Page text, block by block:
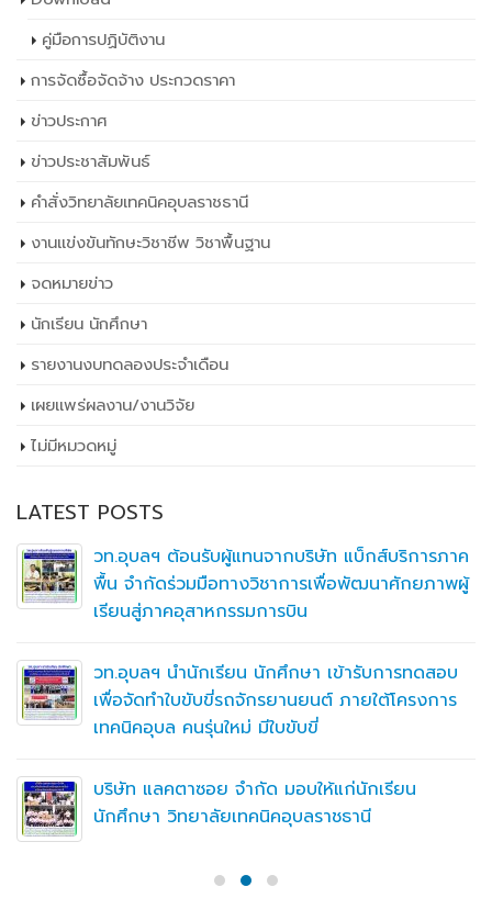
คู่มือการปฏิบัติงาน
การจัดซื้อจัดจ้าง ประกวดราคา
ข่าวประกาศ
ข่าวประชาสัมพันธ์
คำสั่งวิทยาลัยเทคนิคอุบลราชธานี
งานแข่งขันทักษะวิชาชีพ วิชาพื้นฐาน
จดหมายข่าว
นักเรียน นักศึกษา
รายงานงบทดลองประจำเดือน
เผยเเพร่ผลงาน/งานวิจัย
ไม่มีหมวดหมู่
LATEST POSTS
วท.อุบลฯ ต้อนรับผู้แทนจากบริษัท แบ็กส์บริการภาค
พื้น จำกัดร่วมมือทางวิชาการเพื่อพัฒนาศักยภาพผู้
เรียนสู่ภาคอุสาหกรรมการบิน
วท.อุบลฯ นำนักเรียน นักศึกษา เข้ารับการทดสอบ
เพื่อจัดทำใบขับขี่รถจักรยานยนต์ ภายใต้โครงการ
เทคนิคอุบล คนรุ่นใหม่ มีใบขับขี่
บริษัท แลคตาซอย จำกัด มอบให้แก่นักเรียน
นักศึกษา วิทยาลัยเทคนิคอุบลราชธานี